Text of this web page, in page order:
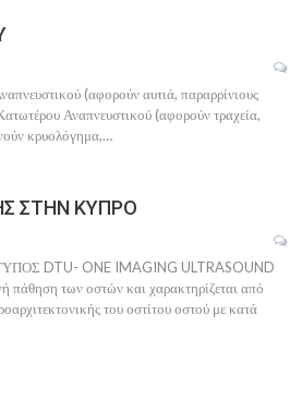
(αφορούν αυτιά, παραρρίνιους
Αναπνευστικού (αφορούν τραχεία,
κρυολόγημα,…
ΣΤΗΝ ΚΥΠΡΟ
DTU- ONE IMAGING ULTRASOUND
πάθηση των οστών και χαρακτηρίζεται από
του οστίτου οστού με κατά